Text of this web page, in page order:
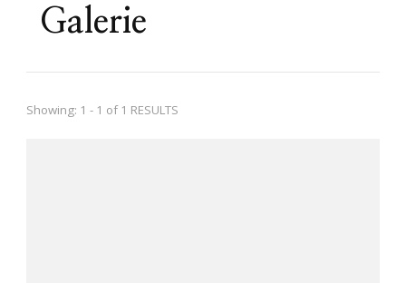
Galerie
Showing: 1 - 1 of 1 RESULTS